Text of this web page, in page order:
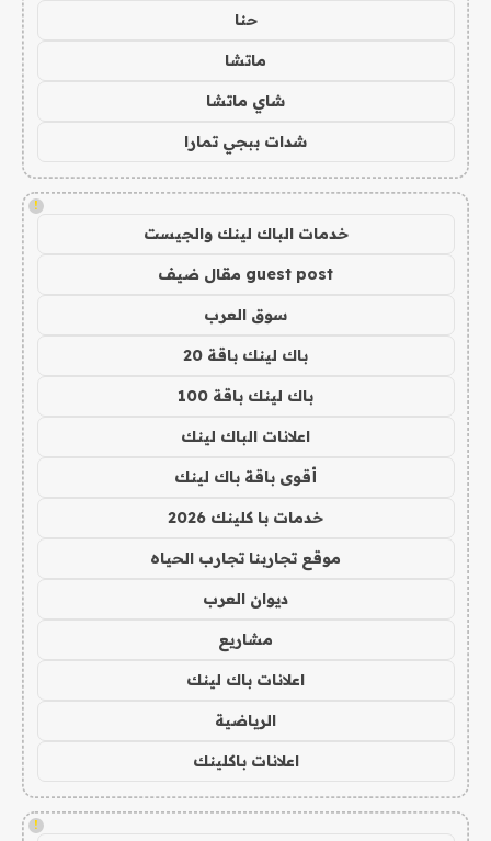
حنا
ماتشا
شاي ماتشا
شدات ببجي تمارا
!
خدمات الباك لينك والجيست
guest post مقال ضيف
سوق العرب
باك لينك باقة 20
باك لينك باقة 100
اعلانات الباك لينك
أقوى باقة باك لينك
خدمات با كلينك 2026
موقع تجاربنا تجارب الحياه
ديوان العرب
مشاريع
اعلانات باك لينك
الرياضية
اعلانات باكلينك
!